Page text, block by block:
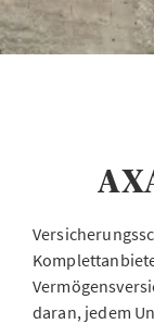
daran, jedem